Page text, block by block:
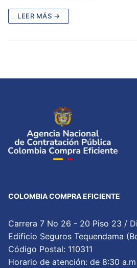
LEER MÁS →
COLOMBIA COMPRA EFICIENTE
Carrera 7 No 26 - 20 Piso 23 /
Edificio Seguros Tequendama
Código Postal: 110311
Horario de atención: de 8:30